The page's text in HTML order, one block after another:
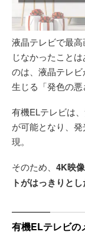
液晶テレビで最
じなかったこと
のは、液晶テレ
生じる「発色の悪
有機ELテレビは
が可能となり、
現。
そのため、 4K映
トがはっきりと
有機ELテレビの